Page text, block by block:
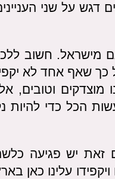
דגש על שני
מישראל. חשוב
כך שאף אחד לא
מוצדקים וטובים,
הכל כדי להיות
זאת יש פגיעה
עלינו כאן